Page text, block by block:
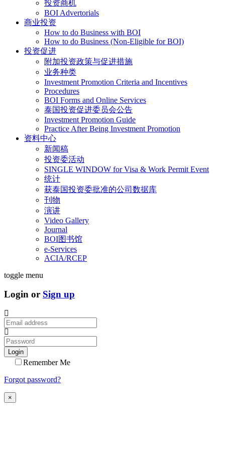
投资商机
BOI Advertorials
商业投资
How to do Business with BOI
How to do Business (Non-Eligible for BOI)
投资促进
附加投资政策与促进措施
业务种类
Investment Promotion Criteria and Incentives
Procedures
BOI Forms and Online Services
泰国投资促进委员会公告
Investment Promotion Guide
Practice After Being Investment Promotion
资料中心
新闻稿
投资委活动
SINGLE WINDOW for Visa & Work Permit Event
统计
获泰国投资委批准的公司数据库
刊物
演讲
Video Gallery
Journal
BOI图书馆
e-Services
ACIA/RCEP
toggle menu
Login or Sign up
Login
Remember Me
Forgot password?
×